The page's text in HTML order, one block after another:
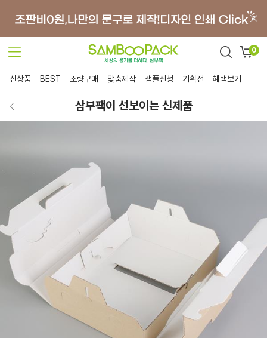
0
신상품 BEST 소량구매 맞춤제작 샘플신청 기획전 혜택보기
삼부팩이 선보이는 신제품